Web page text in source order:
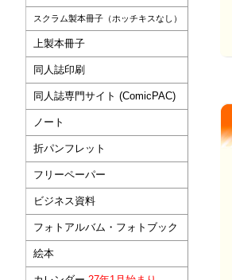
スクラム製本冊子（ホッチキスなし）
上製本冊子
同人誌印刷
同人誌専門サイト (ComicPAC)
ノート
折パンフレット
フリーペーパー
ビジネス資料
フォトアルバム・フォトブック
絵本